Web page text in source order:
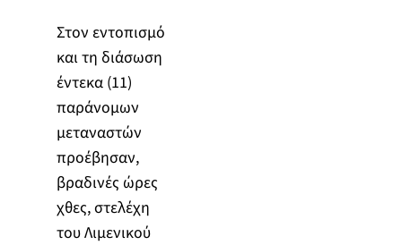
Στον εντοπισμό
και τη διάσωση
έντεκα (11)
παράνομων
μεταναστών
προέβησαν,
βραδινές ώρες
χθες, στελέχη
του Λιμενικού